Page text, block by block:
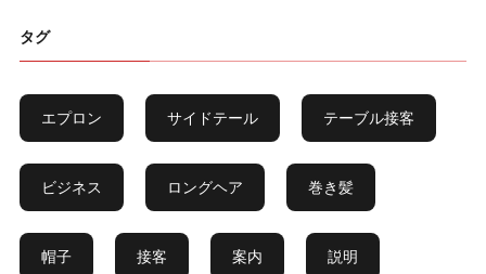
タグ
エプロン サイドテール テーブル接客
ビジネス ロングヘア 巻き髪
帽子 接客 案内 説明